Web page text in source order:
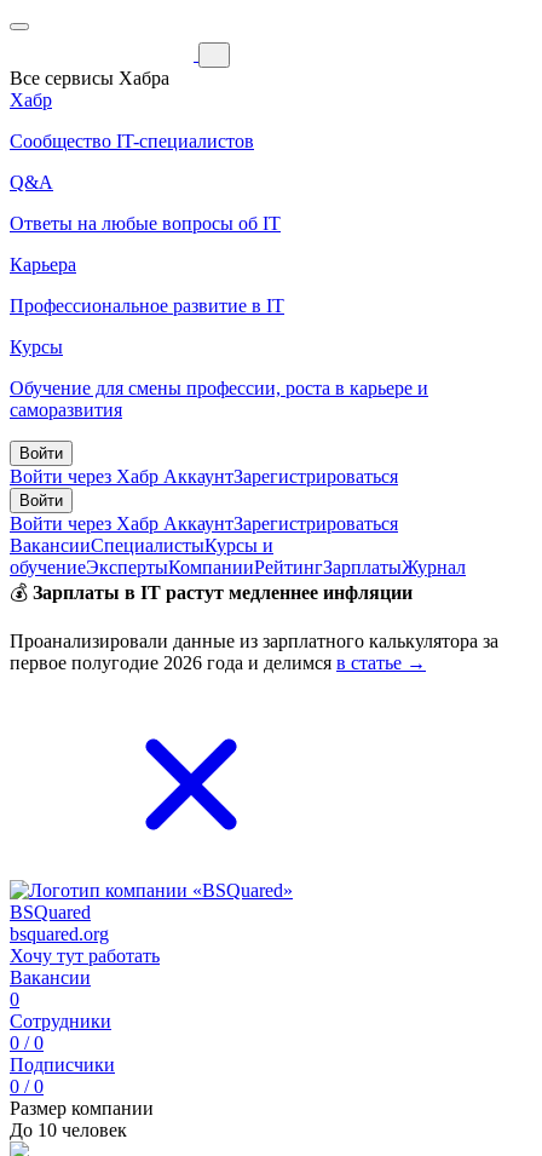
Все сервисы Хабра
Хабр
Сообщество IT-специалистов
Q&A
Ответы на любые вопросы об IT
Карьера
Профессиональное развитие в IT
Курсы
Обучение для смены профессии, роста в карьере и
саморазвития
Войти
Войти через Хабр АккаунтЗарегистрироваться
Войти
Войти через Хабр АккаунтЗарегистрироваться
ВакансииСпециалистыКурсы и
обучениеЭкспертыКомпанииРейтингЗарплатыЖурнал
💰 Зарплаты в IT растут медленнее инфляции
Проанализировали данные из зарплатного калькулятора за
первое полугодие 2026 года и делимся в статье →
BSQuared
bsquared.org
Хочу тут работать
Вакансии
0
Сотрудники
0 / 0
Подписчики
0 / 0
Размер компании
До 10 человек